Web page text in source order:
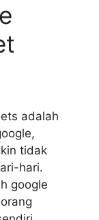
adalah
tidak
hari.
google